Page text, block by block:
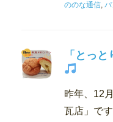
ののな通信, パ
「とっ
昨年、12
瓦店」で